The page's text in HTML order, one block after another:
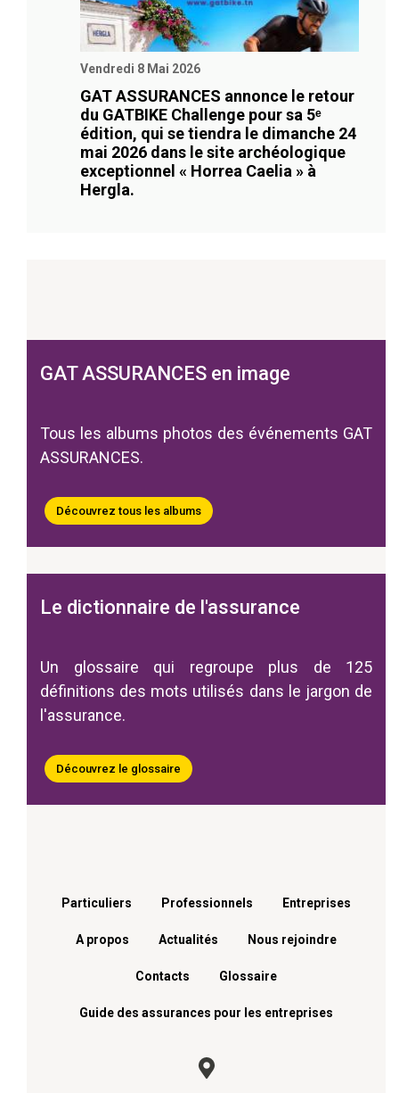
Vendredi 8 Mai 2026
GAT ASSURANCES annonce le retour
du GATBIKE Challenge pour sa 5ᵉ
édition, qui se tiendra le dimanche 24
mai 2026 dans le site archéologique
exceptionnel « Horrea Caelia » à
Hergla.
GAT ASSURANCES en image
Tous les albums photos des événements GAT
ASSURANCES.
Découvrez tous les albums
Le dictionnaire de l'assurance
Un glossaire qui regroupe plus de 125
définitions des mots utilisés dans le jargon de
l'assurance.
Découvrez le glossaire
Menu footer
Particuliers Professionnels Entreprises
A propos Actualités Nous rejoindre
Contacts Glossaire
Guide des assurances pour les entreprises